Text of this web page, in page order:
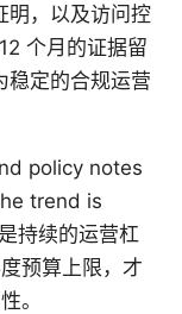
明，以及访问控
个月的证据留
稳定的合规运营
policy notes
trend is
持续的运营杠
预算上限，才
。